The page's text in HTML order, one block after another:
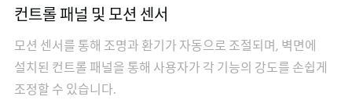
컨트롤 패널 및 모션 센서
모션 센서를 통해 조명과 환기가 자동으로 조절되며, 벽면에
설치된 컨트롤 패널을 통해 사용자가 각 기능의 강도를 손쉽게
조정할 수 있습니다.